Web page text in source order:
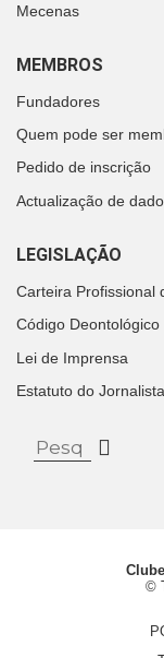
Mecenas
MEMBROS
Fundadores
Quem pode ser
Pedido de inscrição
Actualização de
LEGISLAÇÃO
Carteira Profissional
Código Deontológico
Lei de Imprensa
Estatuto do Jornalista
©